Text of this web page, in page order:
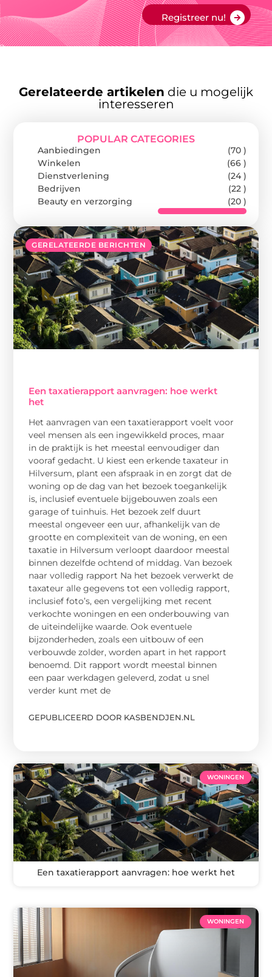
Registreer nu!
Gerelateerde artikelen die u mogelijk
interesseren
GERELATEERDE BERICHTEN
Een taxatierapport aanvragen: hoe werkt
het
Het aanvragen van een taxatierapport voelt voor
veel mensen als een ingewikkeld proces, maar
in de praktijk is het meestal eenvoudiger dan
vooraf gedacht. U kiest een erkende taxateur in
Hilversum, plant een afspraak in en zorgt dat de
woning op de dag van het bezoek toegankelijk
is, inclusief eventuele bijgebouwen zoals een
garage of tuinhuis. Het bezoek zelf duurt
meestal ongeveer een uur, afhankelijk van de
grootte en complexiteit van de woning, en een
taxatie in Hilversum verloopt daardoor meestal
binnen dezelfde ochtend of middag. Van bezoek
naar volledig rapport Na het bezoek verwerkt de
taxateur alle gegevens tot een volledig rapport,
inclusief foto’s, een vergelijking met recent
verkochte woningen en een onderbouwing van
de uiteindelijke waarde. Ook eventuele
bijzonderheden, zoals een uitbouw of een
verbouwde zolder, worden apart in het rapport
benoemd. Dit rapport wordt meestal binnen
een paar werkdagen geleverd, zodat u snel
verder kunt met de
GEPUBLICEERD DOOR KASBENDJEN.NL
POPULAR CATEGORIES
Aanbiedingen
(70 )
Winkelen
(66 )
Dienstverlening
(24 )
Bedrijven
(22 )
Beauty en verzorging
(20 )
WONINGEN
Een taxatierapport aanvragen: hoe werkt het
WONINGEN